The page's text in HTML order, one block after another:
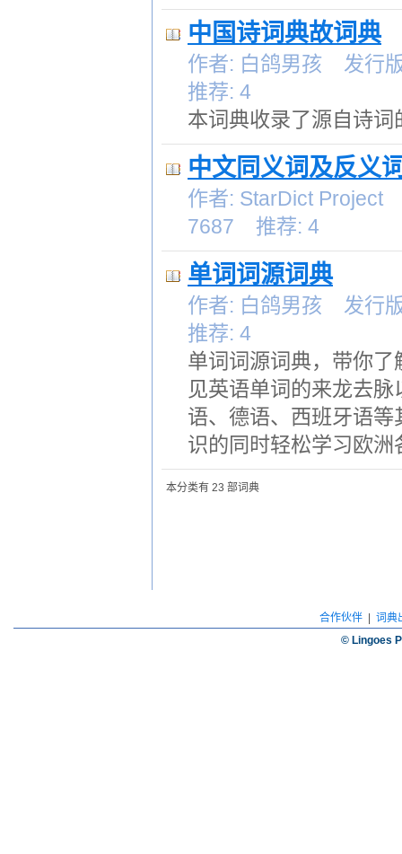
中国诗词典故词典
作者: 白鸽男孩 发行
推荐: 4
本词典收录了源自诗
中文同义词及反义
作者: StarDict
7687 推荐: 4
单词词源词典
作者: 白鸽男孩 发行
推荐: 4
单词词源词典，带你
见英语单词的来龙去
语、德语、西班牙语
识的同时轻松学习欧洲
本分类有 23 部词典
合作伙伴| 词典
© Lingoes